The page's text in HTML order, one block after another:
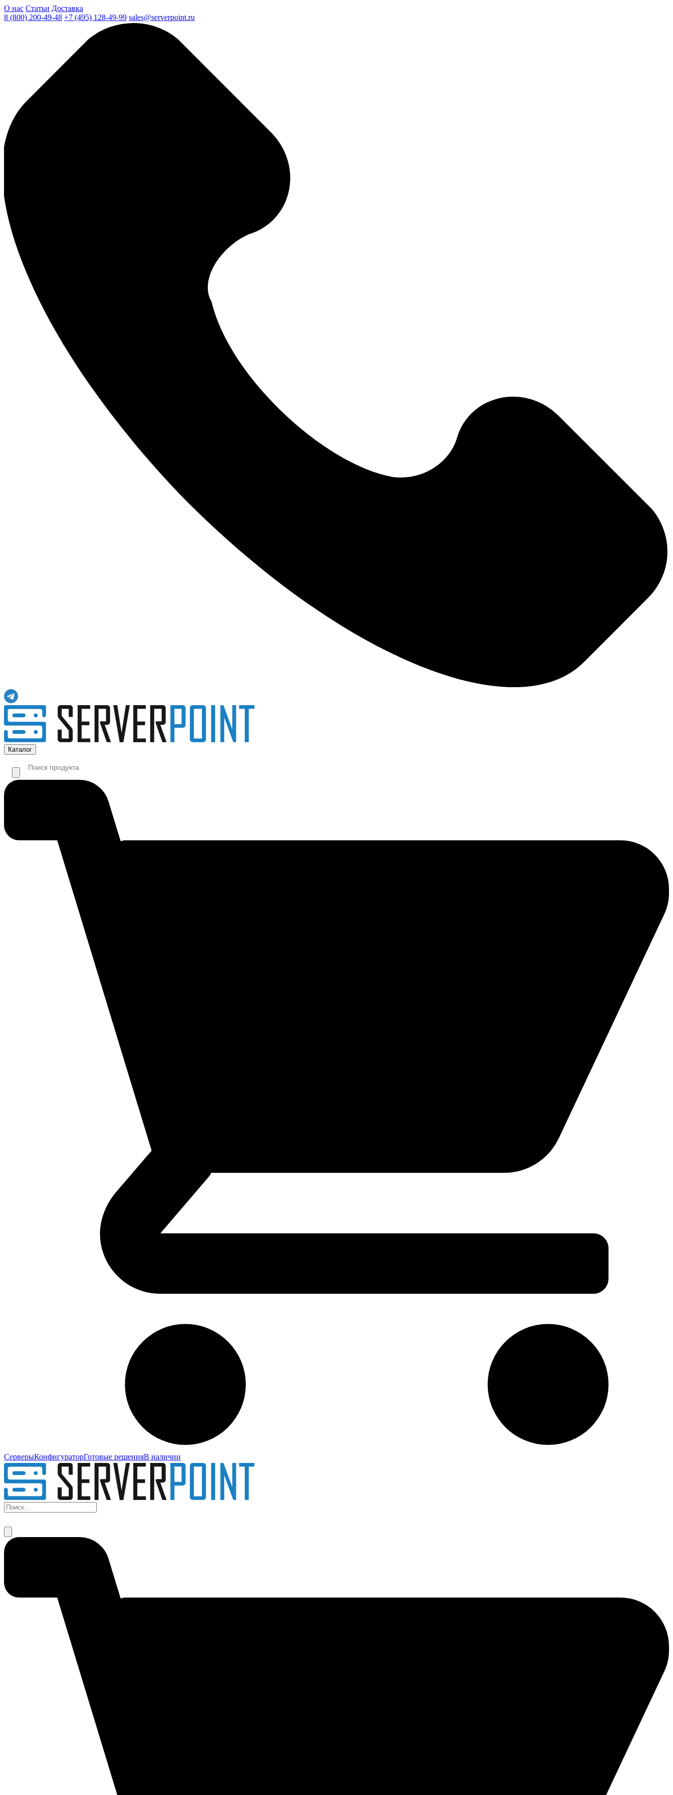
О нас Статьи Доставка
8 (800) 200-49-48 +7 (495) 128-49-99 sales@serverpoint.ru
Каталог
СерверыКонфигураторГотовые решенияВ наличии